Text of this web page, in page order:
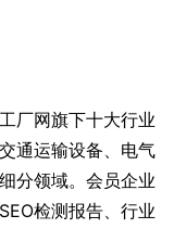
厂网旗下十大行业
通运输设备、电气
分领域。会员企业
检测报告、行业